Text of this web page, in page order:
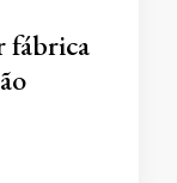
fábrica